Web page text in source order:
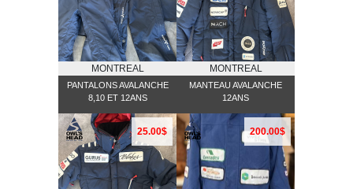
MONTREAL
PANTALONS AVALANCHE
8,10 ET 12ANS
MONTREAL
MANTEAU AVALANCHE
12ANS
25.00$ 200.00$